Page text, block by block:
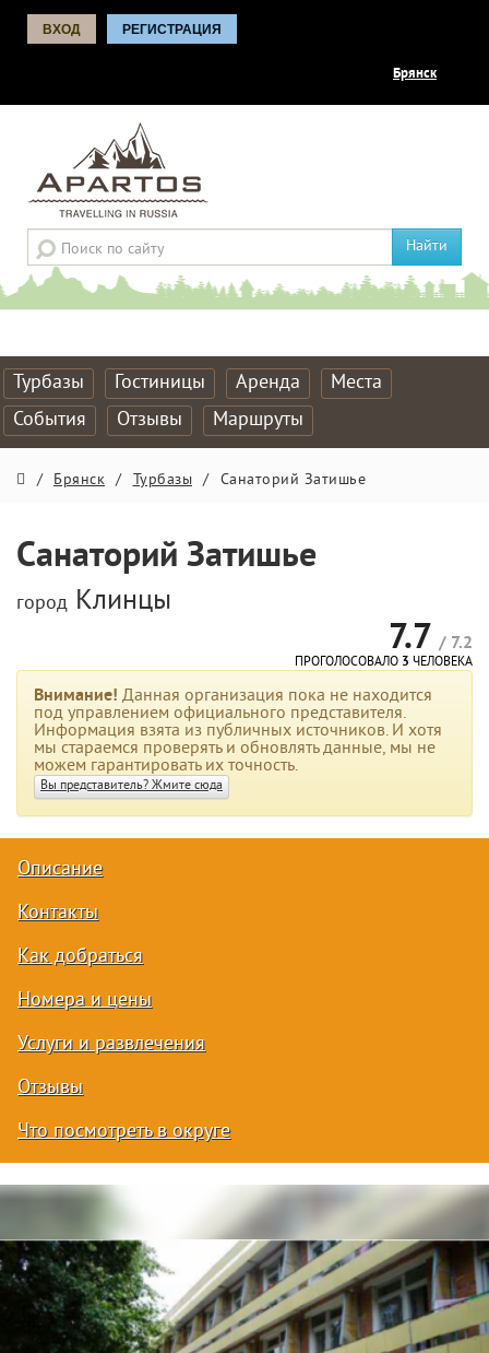
ВХОД РЕГИСТРАЦИЯ
Брянск
Найти
Турбазы Гостиницы Аренда
Места
События
Отзывы Маршруты
/ Брянск / Турбазы / Санаторий Затишье
Санаторий Затишье
город Клинцы
7.7 / 7.2
ПРОГОЛОСОВАЛО 3 ЧЕЛОВЕКА
Внимание! Данная организация пока не находится
под управлением официального представителя.
Информация взята из публичных источников. И хотя
мы стараемся проверять и обновлять данные, мы не
можем гарантировать их точность.
Вы представитель? Жмите сюда
Описание
Контакты
Как добраться
Номера и цены
Услуги и развлечения
Отзывы
Что посмотреть в округе